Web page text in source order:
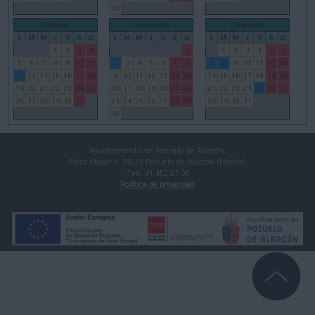
31
M M V S
D
1
2 3
4
5
6 7 8 9 10
11
12
13 14 15 16 17
18
19
20 21 22 23 24
25
26
27 28 29 30 31
M M V S
D
1
2
3 4 5 6 7
8
9
10 11 12 13 14
15
16
17 18 19 20 21
22
23
24 25 26 27 28
29
30
M M V S
D
1
2 3 4 5
6
7
8 9 10 11 12
13
14
15 16 17 18 19
20
21
22 23 24 25 26
27
28
29 30 31
Ayuntamiento de Pozuelo de Alarcón.
Plaza Mayor 1, 28223 Pozuelo de Alarcón (Madrid)
Telf. 91 452 27 00
Política de privacidad